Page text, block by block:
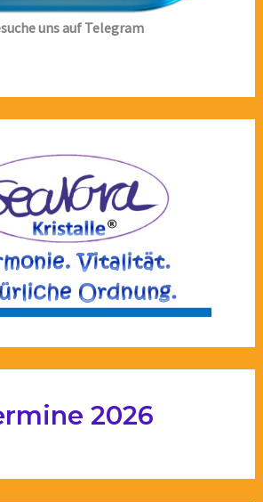
uns auf Telegram
2026